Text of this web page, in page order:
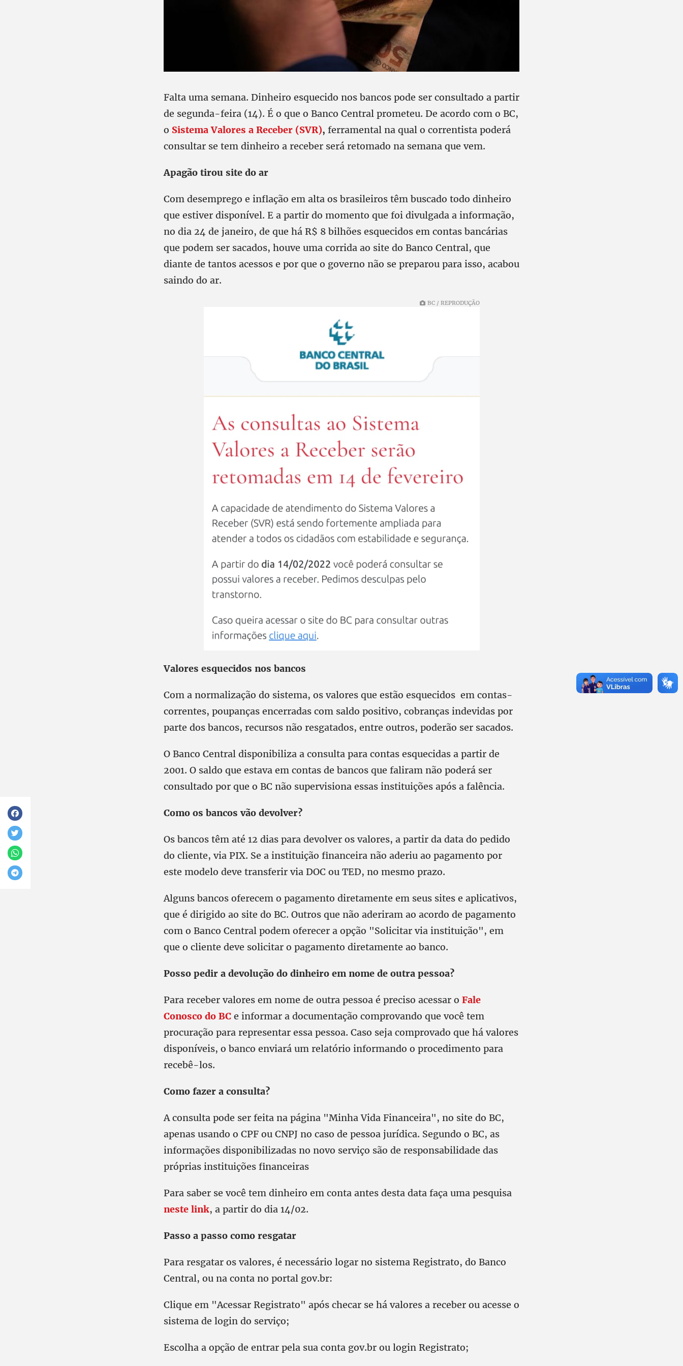
Falta uma semana. Dinheiro esquecido nos bancos pode ser consultado a partir
de segunda-feira (14). É o que o Banco Central prometeu. De acordo com o BC,
o Sistema Valores a Receber (SVR), ferramental na qual o correntista poderá
consultar se tem dinheiro a receber será retomado na semana que vem.
Apagão tirou site do ar
Com desemprego e inflação em alta os brasileiros têm buscado todo dinheiro
que estiver disponível. E a partir do momento que foi divulgada a informação,
no dia 24 de janeiro, de que há R$ 8 bilhões esquecidos em contas bancárias
que podem ser sacados, houve uma corrida ao site do Banco Central, que
diante de tantos acessos e por que o governo não se preparou para isso, acabou
saindo do ar.
BC / REPRODUÇÃO
Valores esquecidos nos bancos
Com a normalização do sistema, os valores que estão esquecidos em contas-
correntes, poupanças encerradas com saldo positivo, cobranças indevidas por
parte dos bancos, recursos não resgatados, entre outros, poderão ser sacados.
O Banco Central disponibiliza a consulta para contas esquecidas a partir de
2001. O saldo que estava em contas de bancos que faliram não poderá ser
consultado por que o BC não supervisiona essas instituições após a falência.
Como os bancos vão devolver?
Os bancos têm até 12 dias para devolver os valores, a partir da data do pedido
do cliente, via PIX. Se a instituição financeira não aderiu ao pagamento por
este modelo deve transferir via DOC ou TED, no mesmo prazo.
Alguns bancos oferecem o pagamento diretamente em seus sites e aplicativos,
que é dirigido ao site do BC. Outros que não aderiram ao acordo de pagamento
com o Banco Central podem oferecer a opção "Solicitar via instituição", em
que o cliente deve solicitar o pagamento diretamente ao banco.
Posso pedir a devolução do dinheiro em nome de outra pessoa?
Para receber valores em nome de outra pessoa é preciso acessar o Fale
Conosco do BC e informar a documentação comprovando que você tem
procuração para representar essa pessoa. Caso seja comprovado que há valores
disponíveis, o banco enviará um relatório informando o procedimento para
recebê-los.
Como fazer a consulta?
A consulta pode ser feita na página "Minha Vida Financeira", no site do BC,
apenas usando o CPF ou CNPJ no caso de pessoa jurídica. Segundo o BC, as
informações disponibilizadas no novo serviço são de responsabilidade das
próprias instituições financeiras
Para saber se você tem dinheiro em conta antes desta data faça uma pesquisa
neste link, a partir do dia 14/02.
Passo a passo como resgatar
Para resgatar os valores, é necessário logar no sistema Registrato, do Banco
Central, ou na conta no portal gov.br:
Clique em "Acessar Registrato" após checar se há valores a receber ou acesse o
sistema de login do serviço;
Escolha a opção de entrar pela sua conta gov.br ou login Registrato;